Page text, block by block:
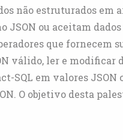
não estruturados em
JSON ou aceitam
que fornecem
válido, ler e modificar
SQL em valores
O objetivo desta